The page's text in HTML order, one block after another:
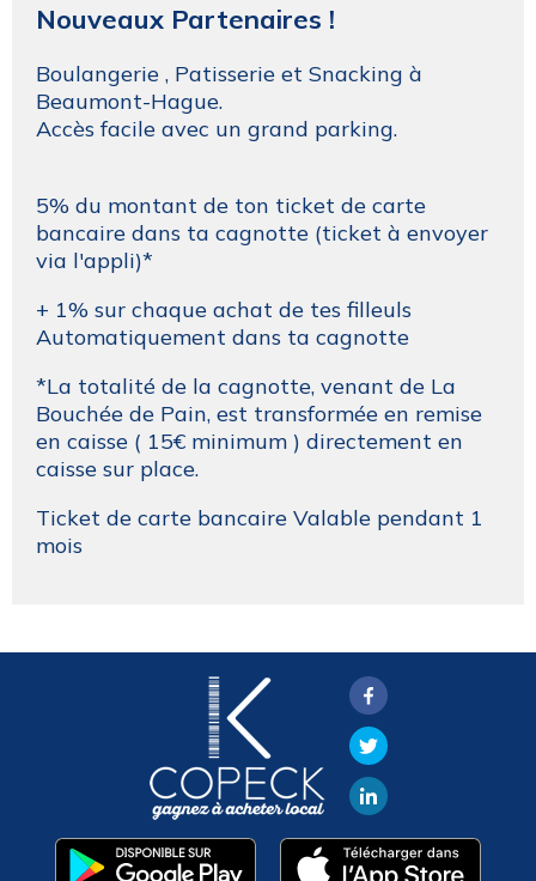
Nouveaux Partenaires !
Boulangerie , Patisserie et Snacking à
Beaumont-Hague.
Accès facile avec un grand parking.
5% du montant de ton ticket de carte
bancaire dans ta cagnotte (ticket à envoyer
via l'appli)*
+ 1% sur chaque achat de tes filleuls
Automatiquement dans ta cagnotte
*La totalité de la cagnotte, venant de La
Bouchée de Pain, est transformée en remise
en caisse ( 15€ minimum ) directement en
caisse sur place.
Ticket de carte bancaire Valable pendant 1
mois